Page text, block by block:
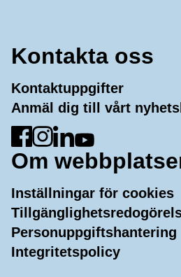
Kontakta oss
Kontaktuppgifter
Anmäl dig till vårt
Gå till Facebook
Gå till Instagram
Gå till LinkedIn
Gå till YouTube
Om
Inställningar för cookies
Personuppgiftshantering
Integritetspolicy